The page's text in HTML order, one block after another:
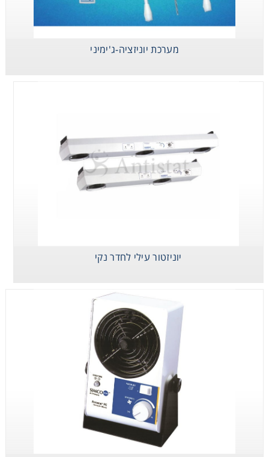
מערכת יוניזציה-ג'ימיני
יוניזטור עילי לחדר נקי